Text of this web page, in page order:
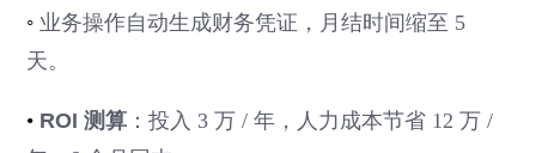
◦ 业务操作自动生成财务凭证，月结时间缩至 5
天。
• ROI 测算 ：投入 3 万 / 年，人力成本节省 12 万 /